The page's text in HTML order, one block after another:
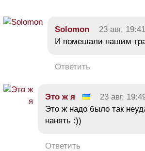
Solomon 23 авг, 19:41
И помешали нашим
Ответить
Это ж я 23 авг,
Это ж надо было так
нанять :))
Ответить